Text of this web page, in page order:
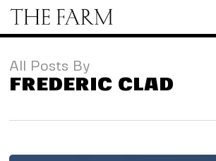
Skip
content
All Posts By
FREDERIC CLAD